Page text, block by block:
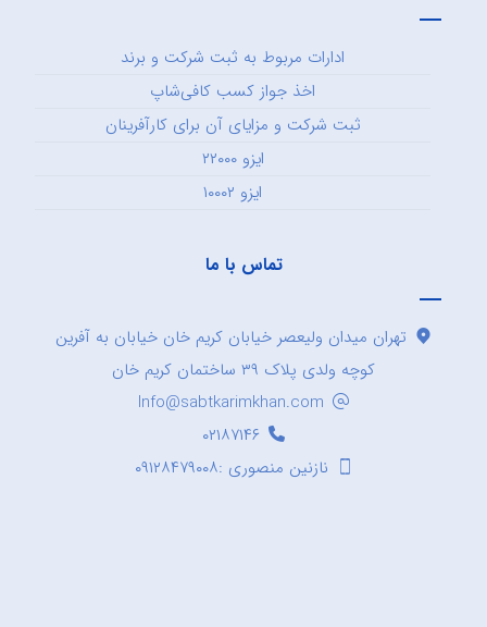
ادارات مربوط به ثبت شرکت و برند
اخذ جواز کسب کافی‌شاپ
ثبت شرکت و مزایای آن برای کارآفرینان
ایزو ۲۲۰۰۰
ایزو ۱۰۰۰۲
تماس با ما
تهران میدان ولیعصر خیابان کریم خان خیابان به آفرین
کوچه ولدی پلاک ۳۹ ساختمان کریم خان
Info@sabtkarimkhan.com
۰۲۱۸۷۱۴۶
نازنین منصوری :۰۹۱۲۸۴۷۹۰۰۸